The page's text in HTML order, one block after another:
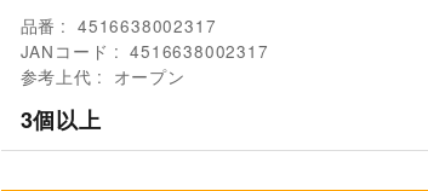
品番
4516638002317
JANコード
4516638002317
参考上代
オープン
3個以上